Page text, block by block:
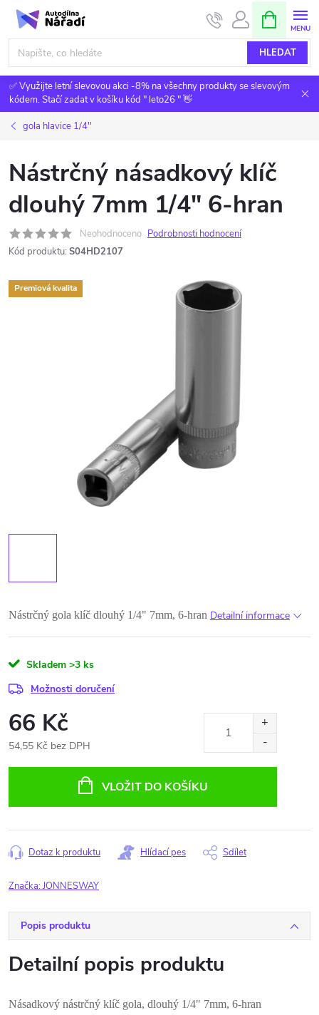
Přejít
obsah
HLEDAT
NÁKUPNÍ
KOŠÍK
✅ Využijte letní slevovou akci -8% na všechny produkty se slevovým
kódem. Stačí zadat v košíku kód " leto26 " 👋
gola hlavice 1/4''
Nástrčný násadkový klíč
dlouhý 7mm 1/4" 6-hran
Neohodnoceno Podrobnosti hodnocení
Kód produktu: S04HD2107
Premiová kvalita
Nástrčný gola klíč dlouhý 1/4" 7mm, 6-hran Detailní informace
Skladem >3 ks
Možnosti doručení
66 Kč
54,55 Kč bez DPH
VLOŽIT DO KOŠÍKU
Dotaz k produktu Hlídací pes Sdílet
Značka:JONNESWAY
Popis produktu
Detailní popis produktu
Násadkový nástrčný klíč gola, dlouhý 1/4" 7mm, 6-hran